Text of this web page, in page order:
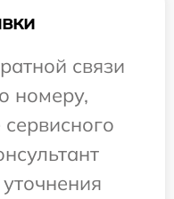
связи
номеру,